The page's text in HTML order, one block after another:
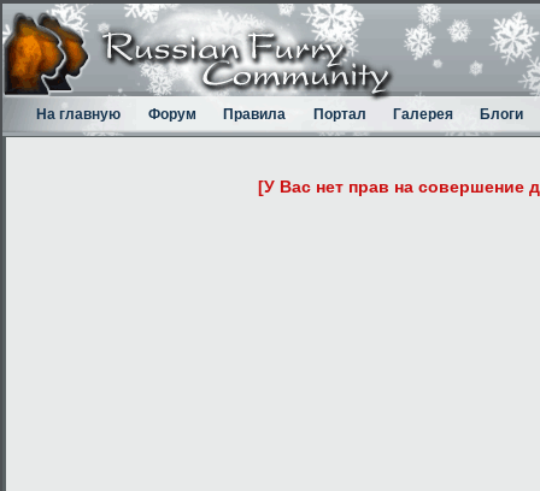
На главную Форум Правила Портал Галерея Блоги
[У Вас нет прав на совершение